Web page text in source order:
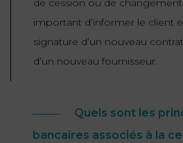
de cession ou de
important d’informer le client
signature d’un nouveau
d’un nouveau fournisseur.
Quels sont les
bancaires associés à la